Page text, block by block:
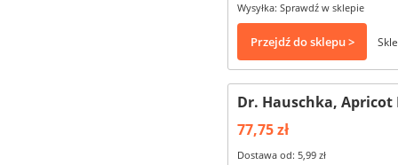
Wysyłka: Sprawdź w sklepie
Przejdź do sklepu >
Dr. Hauschka,
77,75 zł
Dostawa od: 5,99 zł